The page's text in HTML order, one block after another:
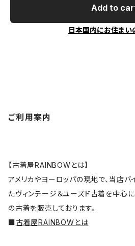
Add to
日本国内にお住まい
ご利用案内
【古着屋RAINBOWとは】
アメリカやヨーロッパの現地で、当店
たヴィンテージ＆ユーズド古着を中心
の古着を販売しております。
■古着屋RAINBOWとは